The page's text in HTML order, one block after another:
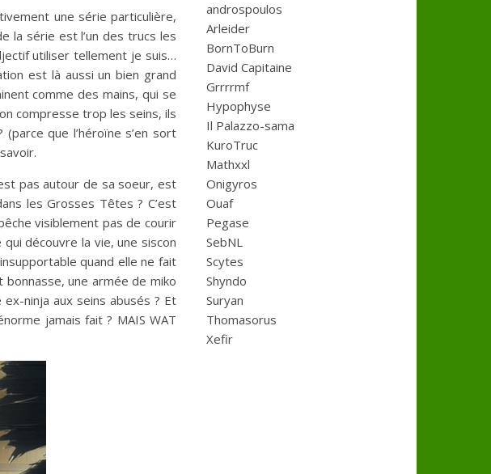
une série particulière,
la série est l’un des trucs les
utiliser tellement je suis…
est là aussi un bien grand
comme des mains, qui se
on compresse trop les seins, ils
que l’héroïne s’en sort
pas autour de sa soeur, est
les Grosses Têtes ? C’est
visiblement pas de courir
découvre la vie, une siscon
quand elle ne fait
une armée de miko
ninja aux seins abusés ? Et
jamais fait ? MAIS WAT
androspoulos
Arleider
BornToBurn
David Capitaine
Grrrrmf
Hypophyse
Il Palazzo-sama
KuroTruc
Mathxxl
Onigyros
Ouaf
Pegase
SebNL
Scytes
Shyndo
Suryan
Thomasorus
Xefir